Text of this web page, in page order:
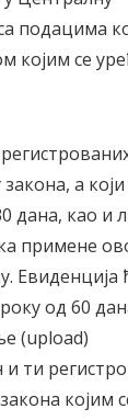
подацима
се
а
дана, као и
примене
Евиденција
од 60
(upload)
и ти
којим